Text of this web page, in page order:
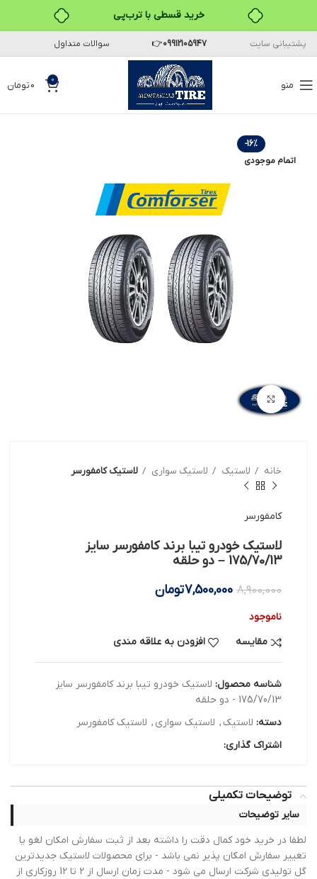
خرید قسطی با ترب‌پی
۴ قسط، بدون کارمزد
بدون ضامن، بدون سود
خرید قسطی با ترب‌پی
پشتیبانی سایت 09912105947
👉 سوالات متداول
منو 0
0تومان
-16%
اتمام موجودی
بزرگنمایی تصویر
خانه لاستیک لاستیک سواری لاستیک کامفورسر
کامفورسر
لاستیک خودرو تیبا برند کامفورسر سایز
175/70/13 – دو حلقه
8,900,000
7,500,000تومان
ناموجود
مقایسه
افزودن به علاقه مندی
شناسه محصول: لاستیک خودرو تیبا برند کامفورسر سایز
175/70/13 - دو حلقه
دسته: لاستیک, لاستیک سواری , لاستیک کامفورسر
اشتراک گذاری:
توضیحات تکمیلی
سایر توضیحات
لطفا در خرید خود کمال دقت را داشته بعد از ثبت سفارش امکان لغو یا
تغییر سفارش امکان پذیر نمی باشد - برای محصولات لاستیک جدیدترین
گل تولیدی شرکت ارسال می شود - مدت زمان ارسال از 2 تا 12 روزکاری از